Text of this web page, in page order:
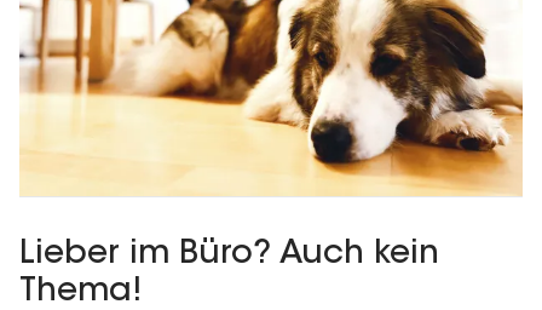
Lieber im Büro? Auch kein
Thema!